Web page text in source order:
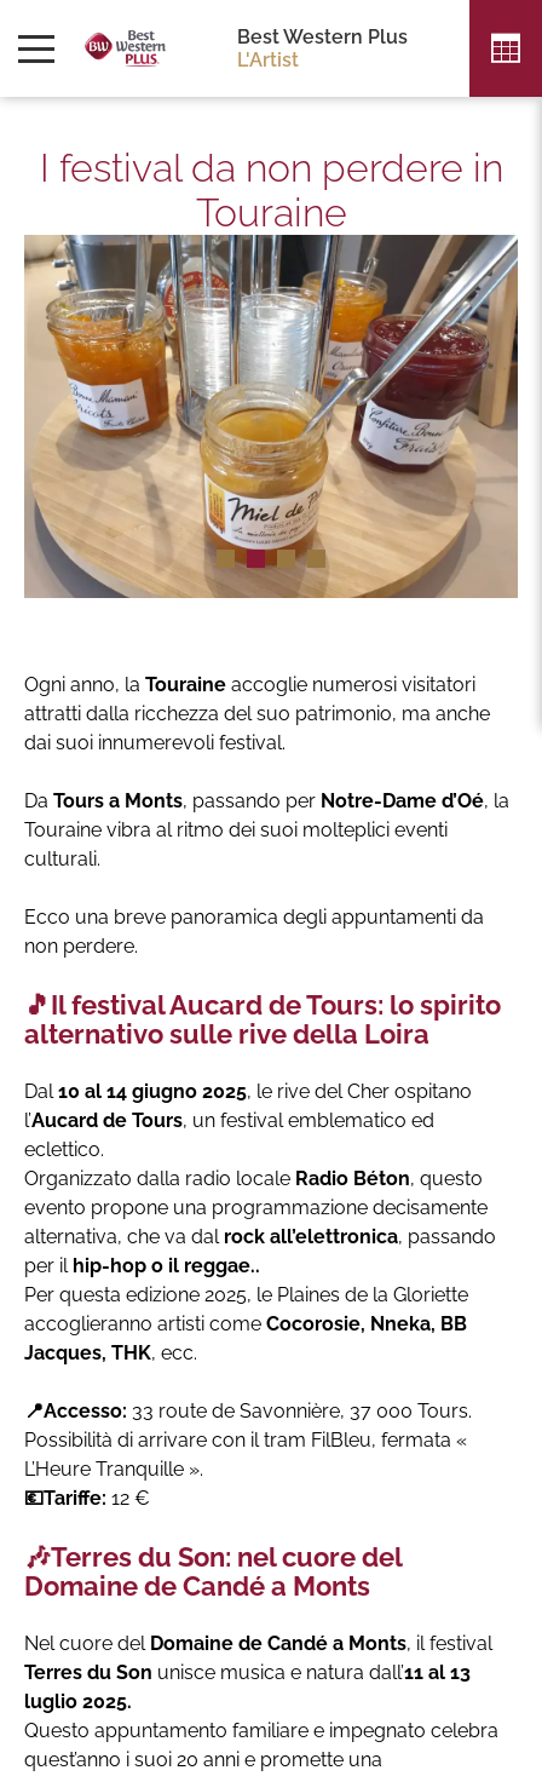
Best Western Plus
L'Artist
I festival da non perdere in
Touraine
Ogni anno, la Touraine accoglie numerosi visitatori
attratti dalla ricchezza del suo patrimonio, ma anche
dai suoi innumerevoli festival.
Da Tours a Monts, passando per Notre-Dame d’Oé, la
Touraine vibra al ritmo dei suoi molteplici eventi
culturali.
Ecco una breve panoramica degli appuntamenti da
non perdere.
🎵Il festival Aucard de Tours: lo spirito
alternativo sulle rive della Loira
Dal10 al 14 giugno 2025, le rive del Cher ospitano
l’Aucard de Tours, un festival emblematico ed
eclettico.
Organizzato dalla radio locale Radio Béton, questo
evento propone una programmazione decisamente
alternativa, che va dal rock all’elettronica, passando
per il hip-hop o il reggae..
Per questa edizione 2025, le Plaines de la Gloriette
accoglieranno artisti come Cocorosie, Nneka, BB
Jacques, THK, ecc.
📍Accesso: 33 route de Savonnière, 37 000 Tours.
Possibilità di arrivare con il tram FilBleu, fermata «
L’Heure Tranquille ».
💶Tariffe: 12 €
🎶Terres du Son: nel cuore del
Domaine de Candé a Monts
Nel cuore del Domaine de Candé a Monts, il festival
Terres du Son unisce musica e natura dall’11 al 13
luglio 2025.
Questo appuntamento familiare e impegnato celebra
quest’anno i suoi 20 anni e promette una